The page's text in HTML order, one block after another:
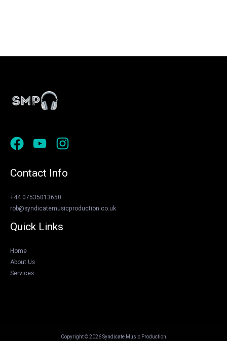
Contact Info
+44 07535013650
rob@syndicatemusicproduction.co.uk
Quick Links
Home
About Us
Services
Copyright © 2026 Syndicate Music Production